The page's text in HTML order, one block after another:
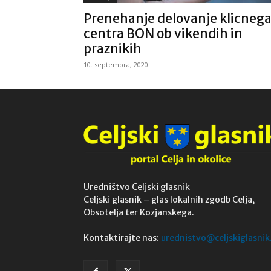
Prenehanje delovanje klicnega
centra BON ob vikendih in
praznikih
10. septembra, 2020
Uredništvo Celjski glasnik
Celjski glasnik – glas lokalnih zgodb Celja,
Obsotelja ter Kozjanskega.
Kontaktirajte nas: